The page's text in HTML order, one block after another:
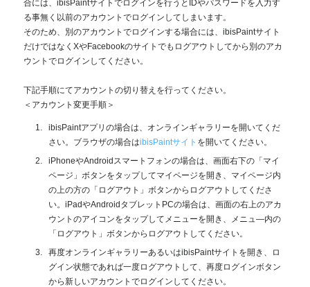
合には、ibisPaintサイトでログインを行うとIDやパスワードを入力す
る事無く以前のアカウントでログインしてしまいます。
そのため、別のアカウントでログインする場合には、ibisPaintサイト
だけではなくXやFacebookのサイトでもログアウトしてから別のアカ
ウントでログインしてください。
下記手順にてアカウントの切り替えを行ってください。
＜アカウント変更手順＞
ibisPaintアプリの場合は、オンラインギャラリーを開いてくだ
さい。ブラウザの場合はibisPaintサイト を開いてください。
iPhoneやAndroidスマートフォンの場合は、画面右下の「マイ
ページ」ボタンをタップしてマイページを開き、マイページ内
の上の方の「ログアウト」ボタンからログアウトしてくださ
い。iPadやAndroidタブレットPCの場合は、画面の右上のアカ
ウントのアイコンをタップしてメニューを開き、メニュ—内の
「ログアウト」ボタンからログアウトしてください。
再度オンラインギャラリーあるいはibisPaintサイトを開き、ロ
グイン状態であれば一度ログアウトして、再度ログインボタン
から新しいアカウントでログインしてください。